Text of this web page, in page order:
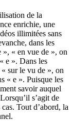
de la
enrichie, une
illimitées sans
dans les
« en vue de », on
e ». Dans les
sur le vu de », on
« e ». Puisque les
savoir auquel
s’agit de
Tout d’abord, la